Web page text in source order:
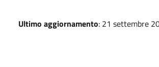
Ultimo aggiornamento: 21 settembre